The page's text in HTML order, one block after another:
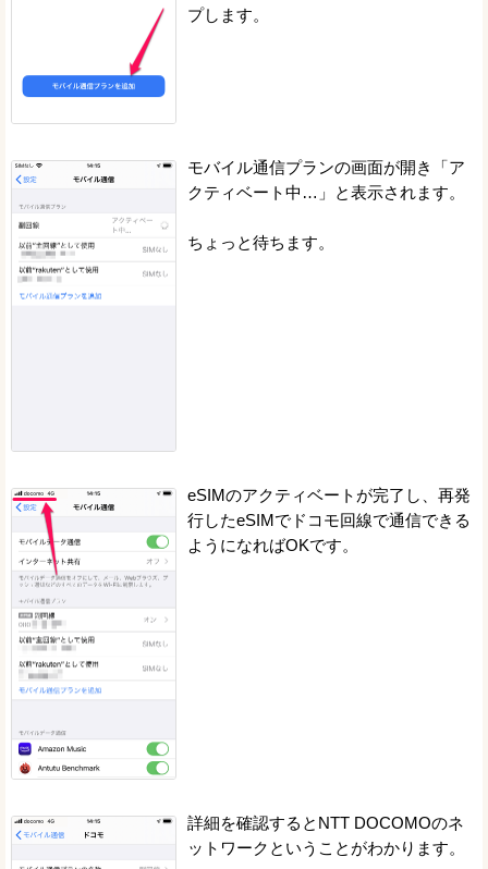
プします。
モバイル通信プランの画面が開き「ア
クティベート中…」と表示されます。
ちょっと待ちます。
eSIMのアクティベートが完了し、再発
行したeSIMでドコモ回線で通信できる
ようになればOKです。
詳細を確認するとNTT DOCOMOのネ
ットワークということがわかります。